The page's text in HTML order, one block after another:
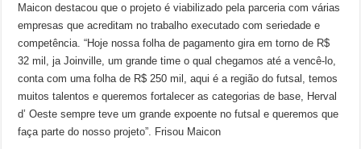
Maicon destacou que o projeto é viabilizado pela parceria com várias
empresas que acreditam no trabalho executado com seriedade e
competência. “Hoje nossa folha de pagamento gira em torno de R$
32 mil, ja Joinville, um grande time o qual chegamos até a vencê-lo,
conta com uma folha de R$ 250 mil, aqui é a região do futsal, temos
muitos talentos e queremos fortalecer as categorias de base, Herval
d’ Oeste sempre teve um grande expoente no futsal e queremos que
faça parte do nosso projeto”. Frisou Maicon